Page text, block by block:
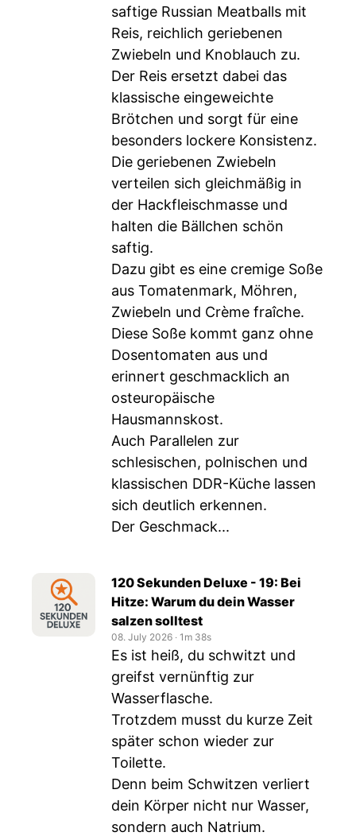
saftige Russian Meatballs mit
Reis, reichlich geriebenen
Zwiebeln und Knoblauch zu.
Der Reis ersetzt dabei das
klassische eingeweichte
Brötchen und sorgt für eine
besonders lockere Konsistenz.
Die geriebenen Zwiebeln
verteilen sich gleichmäßig in
der Hackfleischmasse und
halten die Bällchen schön
saftig.
Dazu gibt es eine cremige Soße
aus Tomatenmark, Möhren,
Zwiebeln und Crème fraîche.
Diese Soße kommt ganz ohne
Dosentomaten aus und
erinnert geschmacklich an
osteuropäische
Hausmannskost.
Auch Parallelen zur
schlesischen, polnischen und
klassischen DDR-Küche lassen
sich deutlich erkennen.
Der Geschmack...
120 Sekunden Deluxe - 19: Bei
Hitze: Warum du dein Wasser
salzen solltest
08. July 2026 ‧ 1m 38s
Es ist heiß, du schwitzt und
greifst vernünftig zur
Wasserflasche.
Trotzdem musst du kurze Zeit
später schon wieder zur
Toilette.
Denn beim Schwitzen verliert
dein Körper nicht nur Wasser,
sondern auch Natrium.